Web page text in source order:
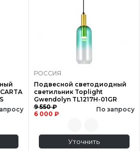
РОССИЯ
Подвесной светодиодный
светильник Toplight
Gwendolyn TL1217H-01GR
9 550 ₽
6 000 ₽
По запросу
Уточнить